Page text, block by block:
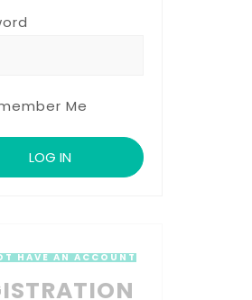
Me
HAVE AN ACCOUNT